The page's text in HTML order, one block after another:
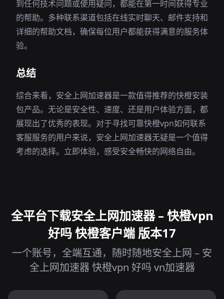
到任何技术问题或使用疑问，都能在第一时间获得专业
的帮助。多种联系渠道包括在线实时聊天、邮件支持和
详细的帮助文档，确保每位用户都能获得满意的服务体
验。
总结
综合来看，安全上网加速器是一款值得推荐的快橙安装
包产品。无论是安全性、速度、还是用户体验方面，都
展现出了优秀的表现。对于寻找可靠快橙vpn如何联系
客服服务的用户来说，安全上网加速器无疑是一个值得
考虑的选择。立即体验，感受安全畅快的网络自由。
全平台下载安全上网加速器 – 快橙vpn
好吗 快橙客户端 版本17
一个账号，全端互通，随时随地安全上网 – 安
全上网加速器 快橙vpn 好吗 vn加速器